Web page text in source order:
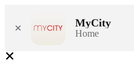
× MyCity
Home